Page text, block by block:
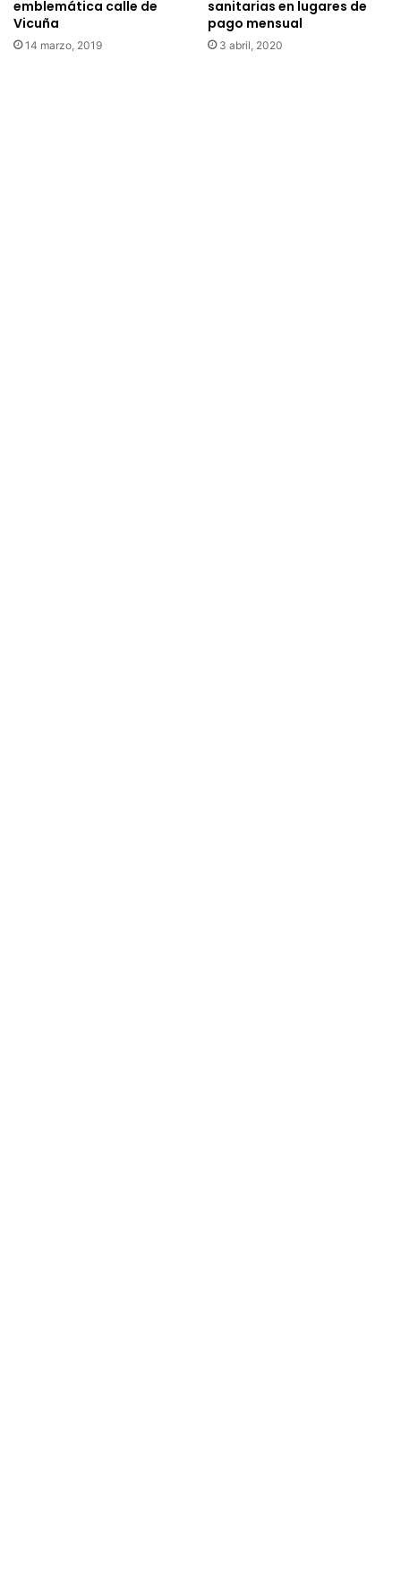
emblemática calle de
Vicuña
14 marzo, 2019
sanitarias en lugares de
pago mensual
3 abril, 2020